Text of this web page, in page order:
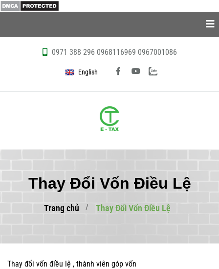
Thay Đổi Vốn Điều Lệ
Trang chủ Thay Đổi Vốn Điều Lệ
Thay đổi vốn điều lệ , thành viên góp vốn
0971 388 296 0968116969 0967001086
English